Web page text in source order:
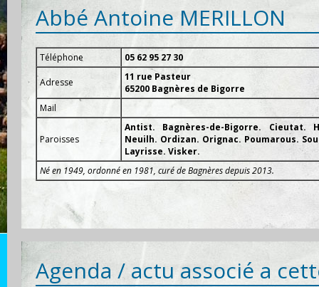
Abbé Antoine MERILLON
Téléphone 05 62 95 27 30
Adresse
11 rue Pasteur
65200 Bagnères de Bigorre
Mail
Paroisses
Antist. Bagnères-de-Bigorre. Cieutat.
Neuilh. Ordizan. Orignac. Poumarous.
Layrisse. Visker.
Né en 1949, ordonné en 1981, curé de Bagnères depuis 2013.
Agenda / actu associé a